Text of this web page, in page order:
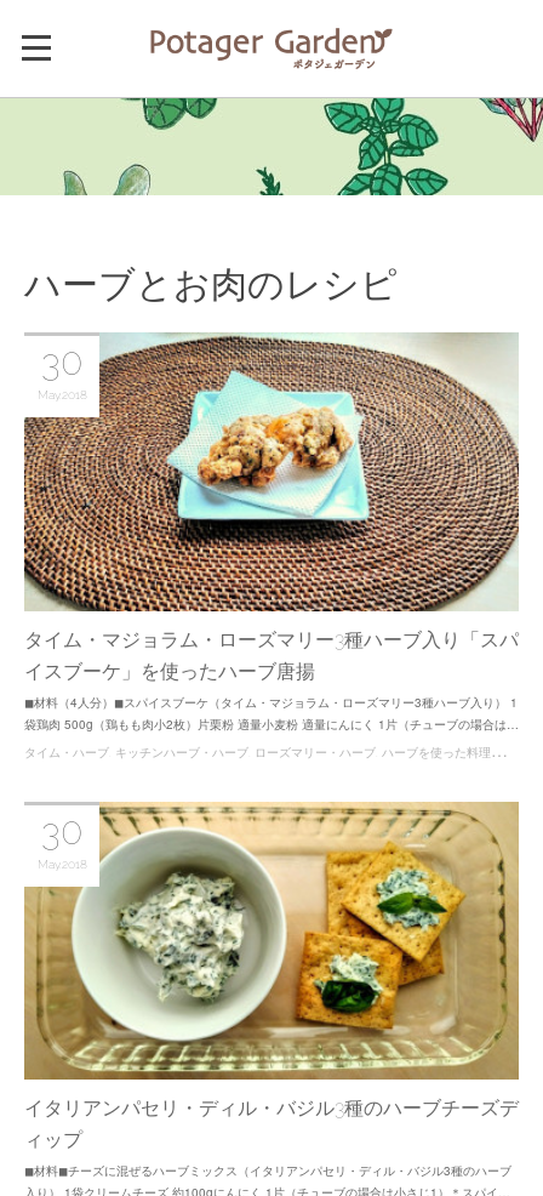
ハーブとお肉のレシピ
タイム・マジョラム・ローズマリー3種ハーブ入り「スパ
イスブーケ」を使ったハーブ唐揚
◼︎材料（4人分）◼︎スパイスブーケ（タイム・マジョラム・ローズマリー3種ハーブ入り） 1
袋鶏肉 500g（鶏もも肉小2枚）片栗粉 適量小麦粉 適量にんにく 1片（チューブの場合は…
30
May 2018
タイム・ハーブ キッチンハーブ・ハーブ ローズマリー・ハーブ ハーブを使った料理レシピ
イタリアンパセリ・ディル・バジル3種のハーブチーズデ
ィップ
◼︎材料◼︎チーズに混ぜるハーブミックス（イタリアンパセリ・ディル・バジル3種のハーブ
30
May 2018